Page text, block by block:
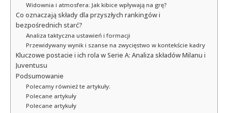
Widownia i atmosfera: Jak kibice wpływają na grę?
Co oznaczają składy dla przyszłych rankingów i
bezpośrednich starć?
Analiza taktyczna ustawień i formacji
Przewidywany wynik i szanse na zwycięstwo w kontekście kadry
Kluczowe postacie i ich rola w Serie A: Analiza składów Milanu i
Juventusu
Podsumowanie
Polecamy również te artykuły:
Polecane artykuły
Polecane artykuły